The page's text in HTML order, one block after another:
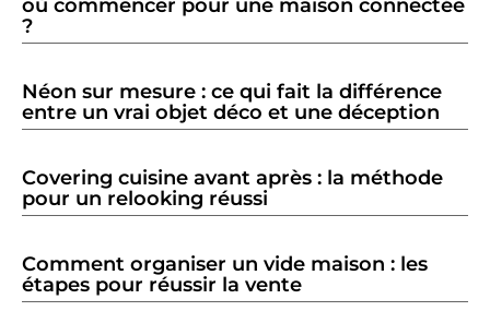
où commencer pour une maison connectée
?
Néon sur mesure : ce qui fait la différence
entre un vrai objet déco et une déception
Covering cuisine avant après : la méthode
pour un relooking réussi
Comment organiser un vide maison : les
étapes pour réussir la vente